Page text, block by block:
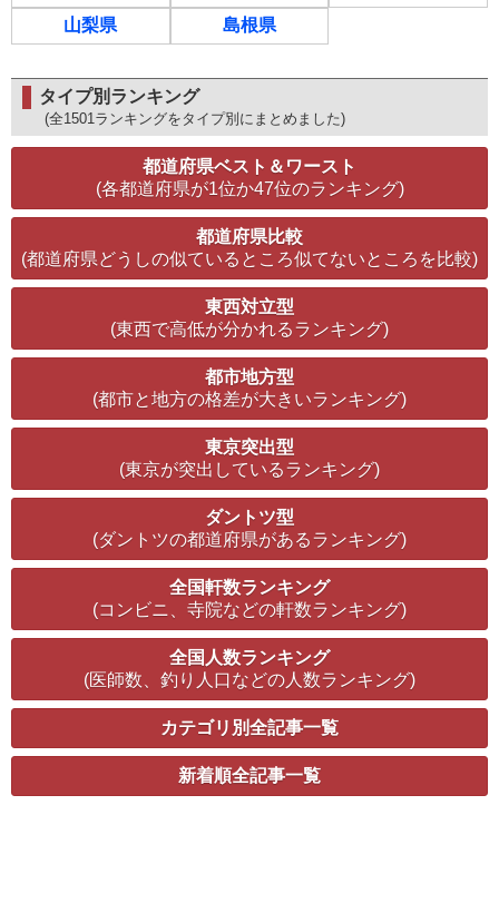
山梨県
島根県
タイプ別ランキング
(全1501ランキングをタイプ別にまとめました)
都道府県ベスト＆ワースト
(各都道府県が1位か47位のランキング)
都道府県比較
(都道府県どうしの似ているところ似てないところを比較)
東西対立型
(東西で高低が分かれるランキング)
都市地方型
(都市と地方の格差が大きいランキング)
東京突出型
(東京が突出しているランキング)
ダントツ型
(ダントツの都道府県があるランキング)
全国軒数ランキング
(コンビニ、寺院などの軒数ランキング)
全国人数ランキング
(医師数、釣り人口などの人数ランキング)
カテゴリ別全記事一覧
新着順全記事一覧